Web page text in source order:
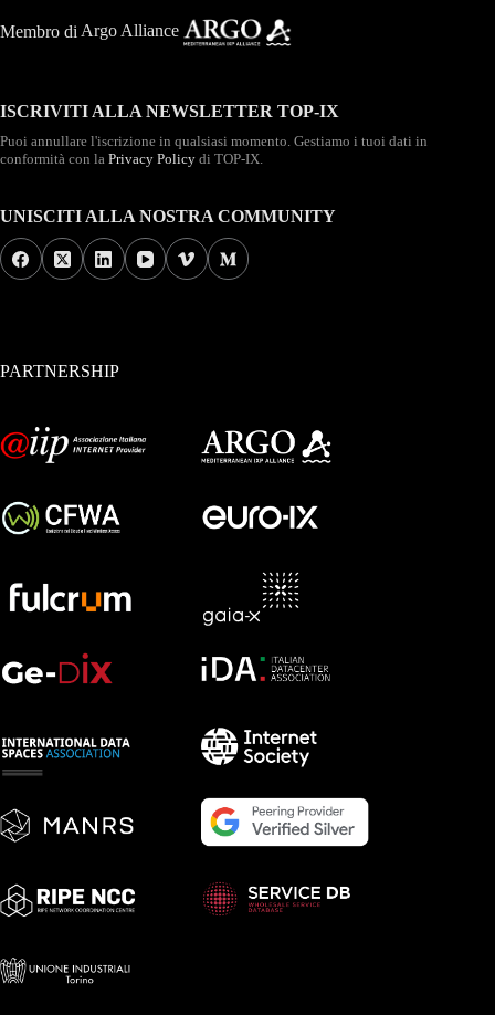
Membro di Argo Alliance
ISCRIVITI ALLA NEWSLETTER TOP-IX
Puoi annullare l'iscrizione in qualsiasi momento. Gestiamo i tuoi dati in
conformità con la Privacy Policy di TOP-IX.
UNISCITI ALLA NOSTRA COMMUNITY
PARTNERSHIP